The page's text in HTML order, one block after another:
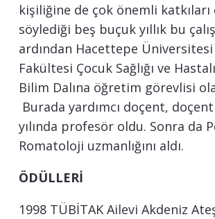
kişiliğine de çok önemli katkıları
söylediği beş buçuk yıllık bu
ardından Hacettepe Üniversitesi
Fakültesi Çocuk Sağlığı ve
Bilim Dalına öğretim görevlisi
Burada yardımcı doçent,
yılında profesör oldu. Sonra da
Romatoloji uzmanlığını aldı.
ÖDÜLLERİ
1998 TÜBİTAK Ailevi Akdeniz